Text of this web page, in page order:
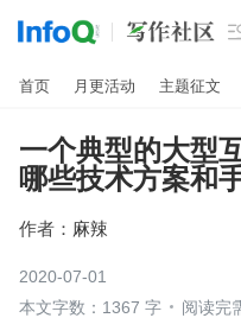
首页 月更活动 主题征文
一个典型的大型
哪些技术方案和
作者： 麻辣
2020-07-01
本文字数：1367 字
阅读完